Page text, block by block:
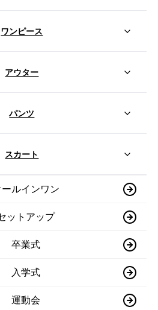
ワンピース
アウター
パンツ
スカート
ールインワン
ットアップ
卒業式
入学式
運動会